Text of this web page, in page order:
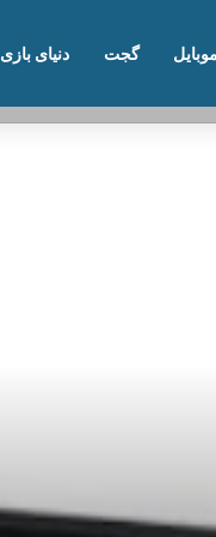
موبایل گجت دنیای بازی